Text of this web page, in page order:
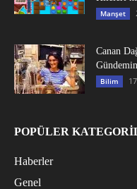
Manşet
Canan
Bilim
POPÜLER
Haberler
Genel